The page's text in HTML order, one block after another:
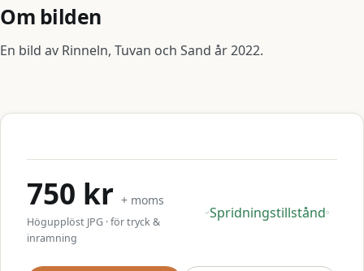
Om bilden
En bild av Rinneln, Tuvan och Sand år 2022.
750 kr + moms
Högupplöst JPG · för tryck &
inramning
Spridningstillstånd